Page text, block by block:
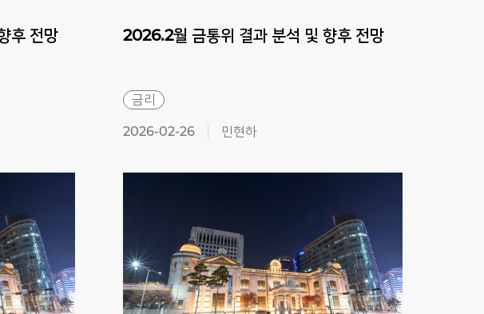
후 전망 2026.2월 금통위 결과 분석 및 향후 전망
금리
2026-02-26 민현하